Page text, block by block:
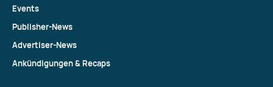
Events
Publisher-News
Advertiser-News
Ankündigungen & Recaps